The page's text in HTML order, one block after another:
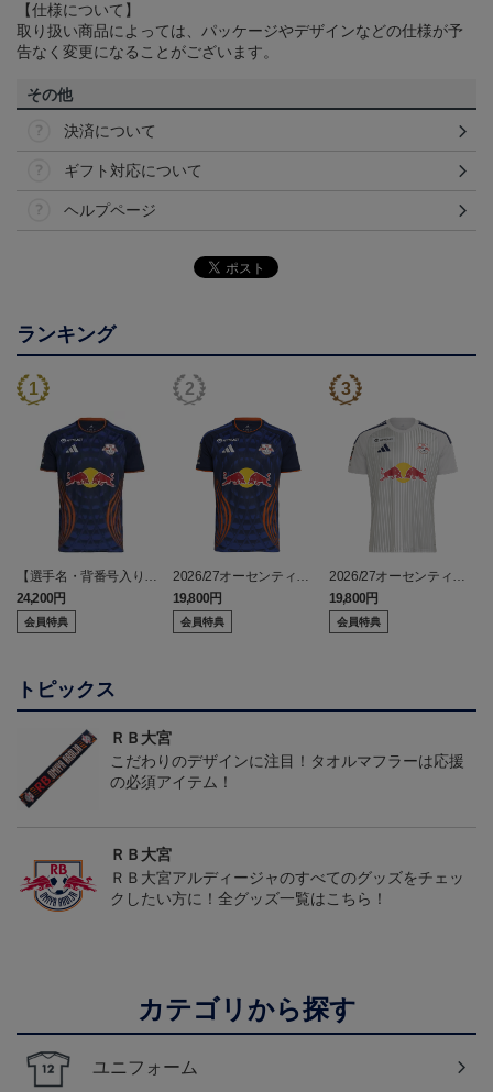
【仕様について】
取り扱い商品によっては、パッケージやデザインなどの仕様が予
告なく変更になることがございます。
その他
決済について
ギフト対応について
ヘルプページ
ランキング
【選手名・背番号入り】
2026/27オーセンティッ
クユニフォーム（フィー
ルド1st）
24,200円
会員特典
2026/27オーセンティッ
クユニフォーム（フィー
ルド1st）
19,800円
会員特典
2026/27オーセンティッ
クユニフォーム（フィー
ルド2nd）
19,800円
会員特典
トピックス
ＲＢ大宮
こだわりのデザインに注目！タオルマフラーは応援
の必須アイテム！
ＲＢ大宮
ＲＢ大宮アルディージャのすべてのグッズをチェッ
クしたい方に！全グッズ一覧はこちら！
カテゴリから探す
ユニフォーム